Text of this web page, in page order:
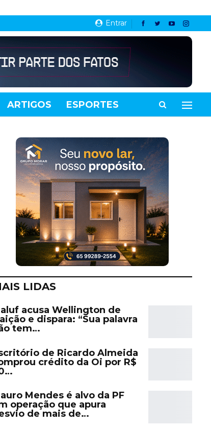
Entrar
ARTIGOS ESPORTES
LIDAS
acusa Wellington de
e dispara: “Sua palavra
tem…
de Ricardo Almeida
crédito da Oi por R$
Mendes é alvo da PF
operação que apura
de mais de…